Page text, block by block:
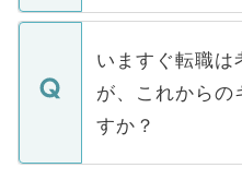
関を公にしてしま
に、医療機関が求
みを人材紹介会社
ています。
定を承諾する必要
の辞退の連絡はキ
ますので、ご安
個人情報が漏えい
で、ご安心くださ
などで収集したご
ご本人のキャリア
支援を目的に使用
ているすべての個
いますぐ転職は
が、これからの
すか？